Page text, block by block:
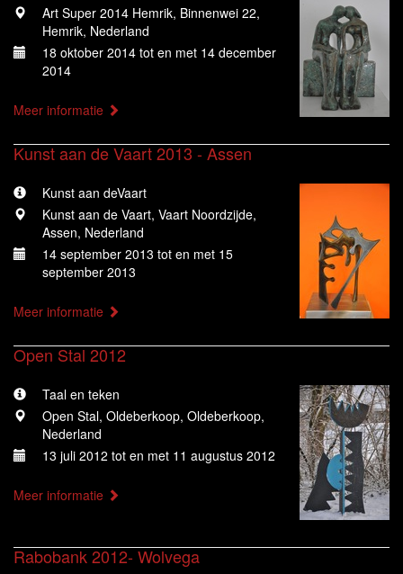
Art Super 2014 Hemrik, Binnenwei 22,
Hemrik, Nederland
18 oktober 2014 tot en met 14 december
2014
Meer informatie
Kunst aan de Vaart 2013 - Assen
Kunst aan deVaart
Kunst aan de Vaart, Vaart Noordzijde,
Assen, Nederland
14 september 2013 tot en met 15
september 2013
Meer informatie
Open Stal 2012
Taal en teken
Open Stal, Oldeberkoop, Oldeberkoop,
Nederland
13 juli 2012 tot en met 11 augustus 2012
Meer informatie
Rabobank 2012- Wolvega